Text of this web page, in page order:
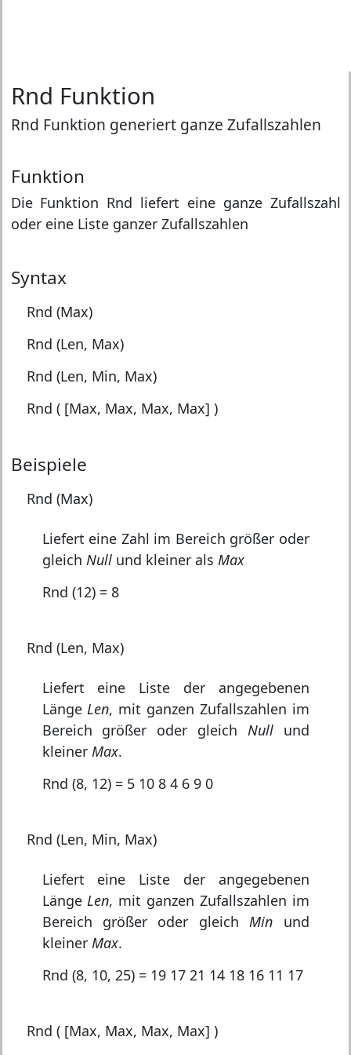
Rnd Funktion
Rnd Funktion generiert ganze Zufallszahlen
Funktion
Die Funktion Rnd liefert eine ganze Zufallszahl
oder eine Liste ganzer Zufallszahlen
Syntax
Rnd (Max)
Rnd (Len, Max)
Rnd (Len, Min, Max)
Rnd ( [Max, Max, Max, Max] )
Beispiele
Rnd (Max)
Liefert eine Zahl im Bereich größer oder
gleich Nullund kleiner als Max
Rnd (12) = 8
Rnd (Len, Max)
Liefert eine Liste der angegebenen
LängeLen, mit ganzen Zufallszahlen im
Bereich größer oder gleich Nullund
kleiner Max.
Rnd (8, 12) = 5 10 8 4 6 9 0
Rnd (Len, Min, Max)
Liefert eine Liste der angegebenen
LängeLen, mit ganzen Zufallszahlen im
Bereich größer oder gleichMin und
kleiner Max.
Rnd (8, 10, 25) = 19 17 21 14 18 16 11 17
Rnd ( [Max, Max, Max, Max] )